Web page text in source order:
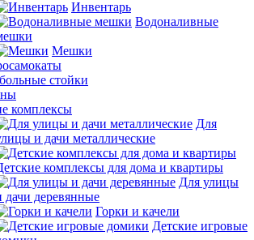
Инвентарь
Водоналивные
Мешки
стойки
комплексы
Для
и дачи металлические
комплексы для дома и квартиры
Для улицы
дачи деревянные
Горки и качели
Детские игровые